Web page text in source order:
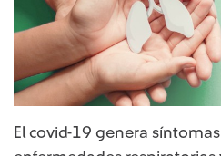
El covid-19 genera